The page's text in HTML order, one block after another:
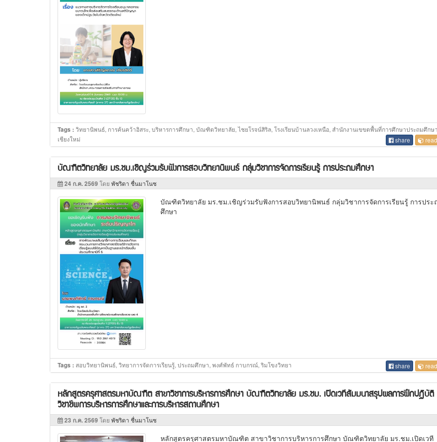
Tags : วิทยานิพนธ์, การค้นคว้าอิสระ, บริหารการศึกษา, บัณฑิตวิทยาลัย, ไชยโรจน์สิริล, โรงเรียนบ้านลวงเหนือ, สำนักงานเขขตพื้นที่การศึกษาประถมศึกษ
เชียงใหม่
share
บัณฑิตวิทยาลัย มร.ชม.เชิญร่วมรับฟังการสอบวิทยานิพนธ์ กลุ่มวิชาการจัดการเรียนรู้ การประถมศึกษา
24 ก.ค. 2569 โดย พัชริดา ชื่นมาโนช
บัณฑิตวิทยาลัย มร.ชม.เชิญร่วมรับฟังการสอบวิทยานิพนธ์ กลุ่มวิชาการจัดการเรียนรู้ การประ
ศึกษา
Tags : สอบวิทยานิพนธ์, วิทยาการจัดการเรียนรู้, ประถมศึกษา, พงศ์พัทธ์ กาบกรณ์, ริมโขงวิทยา share
หลักสูตรครุศาสตรมหาบัณฑิต สาขาวิชาการบริหารการศึกษา บัณฑิตวิทยาลัย มร.ชม. เปิดเวทีสัมมนาสรุปผลการฝึกปฏิบัติ
วิชาชีพการบริหารการศึกษาและการบริหารสถานศึกษา
23 ก.ค. 2569 โดย พัชริดา ชื่นมาโนช
หลักสูตรครุศาสตรมหาบัณฑิต สาขาวิชาการบริหารการศึกษา บัณฑิตวิทยาลัย มร.ชม.เปิดเวที